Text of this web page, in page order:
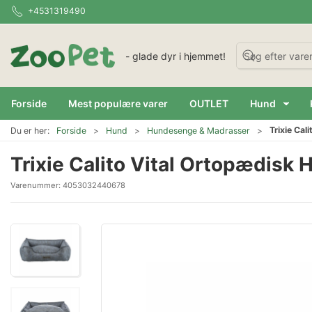
+4531319490
- glade dyr i hjemmet!
Forside Mest populære varer OUTLET Hund
Du er her: Forside Hund Hundesenge & Madrasser Trixie
Trixie Calito Vital Ortopædisk
Varenummer: 4053032440678